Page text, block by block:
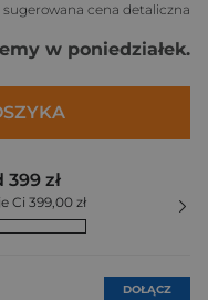
sugerowana cena detaliczna
w poniedziałek.
zł
399,00 zł
DOŁĄCZ